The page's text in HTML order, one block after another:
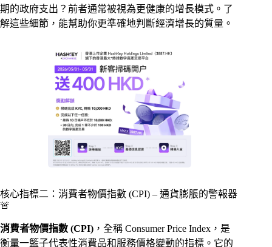
期的政府支出？前者通常被視為更健康的增長模式。了
解這些細節，能幫助你更準確地判斷經濟增長的質量。
核心指標二：消費者物價指數 (CPI) – 通貨膨脹的警報器
🚨
消費者物價指數 (CPI) ，全稱 Consumer Price Index，是
衡量一籃子代表性消費品和服務價格變動的指標。它的